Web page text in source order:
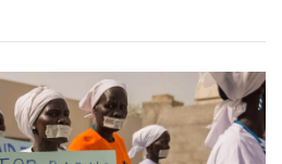
LINE EMAIL